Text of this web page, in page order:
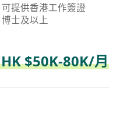
可提供香港工作簽證
博士及以上
HK $50K-80K/月